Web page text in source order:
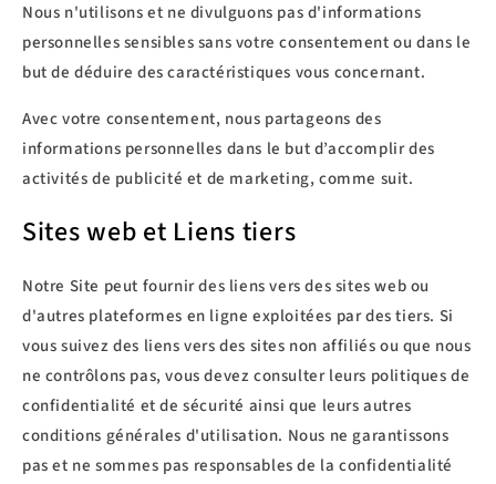
Nous n'utilisons et ne divulguons pas d'informations
personnelles sensibles sans votre consentement ou dans le
but de déduire des caractéristiques vous concernant.
Avec votre consentement, nous partageons des
informations personnelles dans le but d’accomplir des
activités de publicité et de marketing, comme suit.
Sites web et Liens tiers
Notre Site peut fournir des liens vers des sites web ou
d'autres plateformes en ligne exploitées par des tiers. Si
vous suivez des liens vers des sites non affiliés ou que nous
ne contrôlons pas, vous devez consulter leurs politiques de
confidentialité et de sécurité ainsi que leurs autres
conditions générales d'utilisation. Nous ne garantissons
pas et ne sommes pas responsables de la confidentialité